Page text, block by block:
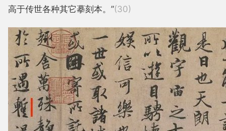
高于传世各种其它摹刻本。”(30)